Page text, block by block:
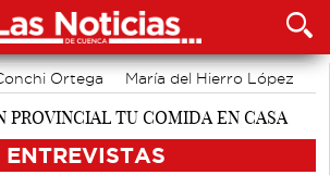
Ortega
María del Hierro López
Viñas
Vique Gomes
ENTREVISTAS